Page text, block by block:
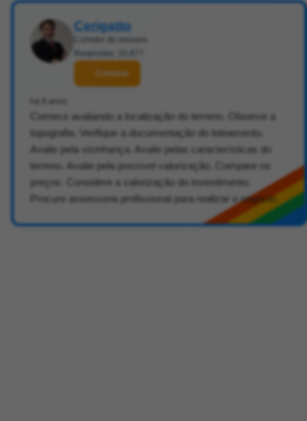
Cerigatto
Contatar
Comece avaliando a localização do terreno. Observe a
topografia. Verifique a documentação do loteamento.
Avalie pela vizinhança. Avalie pelas características do
terreno. Avalie pela possível valorização. Compare os
preços. Considere a valorização do investimento.
Procure assessoria profissional para realizar o negócio.